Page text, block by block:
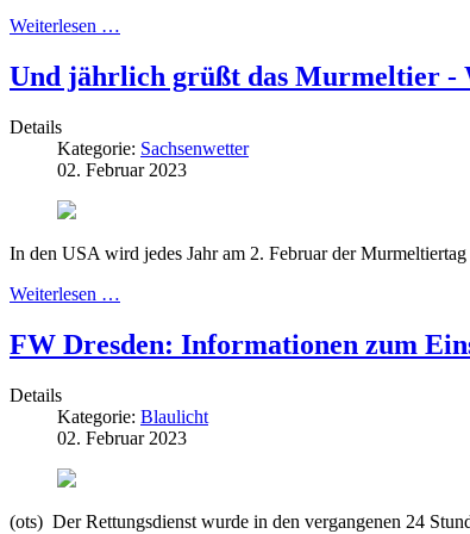
Weiterlesen …
Und jährlich grüßt das Murmeltier -
Details
Kategorie: Sachsenwetter
02. Februar 2023
In den USA wird jedes Jahr am 2. Februar der
Weiterlesen …
FW Dresden: Informationen zum
Details
Kategorie: Blaulicht
02. Februar 2023
(ots) Der Rettungsdienst wurde in den vergangenen 24